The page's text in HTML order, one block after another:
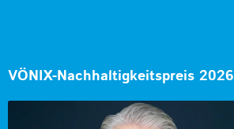
VÖNIX-Nachhaltigkeitspreis 2026